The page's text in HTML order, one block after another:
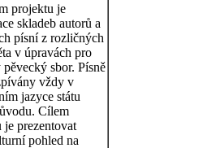
projektu je
skladeb autorů a
písní z rozličných
v úpravách pro
pěvecký sbor. Písně
vždy v
jazyce státu
Cílem
je prezentovat
pohled na